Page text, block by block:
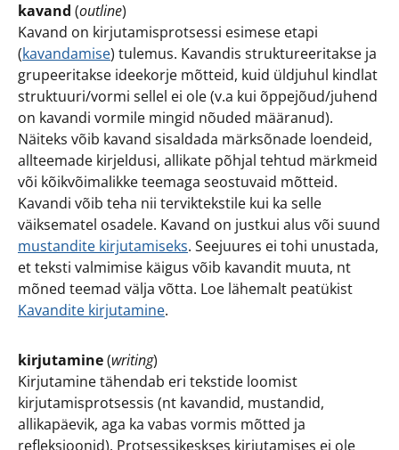
kavand (outline)
Kavand on kirjutamisprotsessi esimese etapi
(kavandamise) tulemus. Kavandis struktureeritakse ja
grupeeritakse ideekorje mõtteid, kuid üldjuhul kindlat
struktuuri/vormi sellel ei ole (v.a kui õppejõud/juhend
on kavandi vormile mingid nõuded määranud).
Näiteks võib kavand sisaldada märksõnade loendeid,
allteemade kirjeldusi, allikate põhjal tehtud märkmeid
või kõikvõimalikke teemaga seostuvaid mõtteid.
Kavandi võib teha nii terviktekstile kui ka selle
väiksematel osadele. Kavand on justkui alus või suund
mustandite kirjutamiseks. Seejuures ei tohi unustada,
et teksti valmimise käigus võib kavandit muuta, nt
mõned teemad välja võtta. Loe lähemalt peatükist
Kavandite kirjutamine.
kirjutamine(writing)
Kirjutamine tähendab eri tekstide loomist
kirjutamisprotsessis (nt kavandid, mustandid,
allikapäevik, aga ka vabas vormis mõtted ja
refleksioonid). Protsessikeskses kirjutamises ei ole